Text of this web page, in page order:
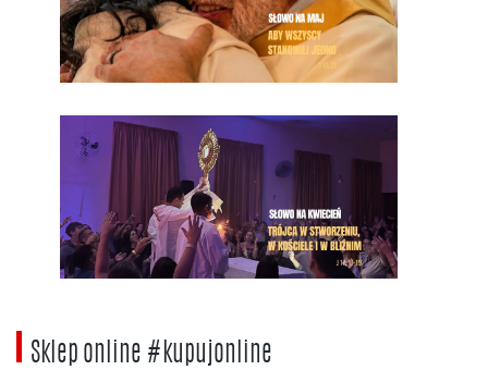
Sklep online #kupujonline